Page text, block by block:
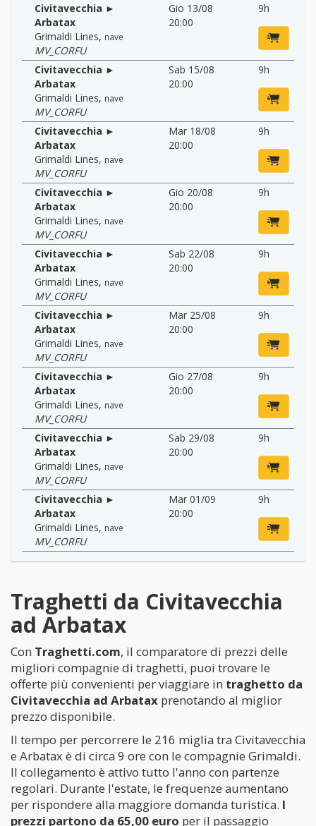
Civitavecchia ►
Arbatax
Grimaldi Lines, nave
MV_CORFU
Gio 13/08
20:00
9h
Civitavecchia ►
Arbatax
Grimaldi Lines, nave
MV_CORFU
Sab 15/08
20:00
9h
Civitavecchia ►
Arbatax
Grimaldi Lines, nave
MV_CORFU
Mar 18/08
20:00
9h
Civitavecchia ►
Arbatax
Grimaldi Lines, nave
MV_CORFU
Gio 20/08
20:00
9h
Civitavecchia ►
Arbatax
Grimaldi Lines, nave
MV_CORFU
Sab 22/08
20:00
9h
Civitavecchia ►
Arbatax
Grimaldi Lines, nave
MV_CORFU
Mar 25/08
20:00
9h
Civitavecchia ►
Arbatax
Grimaldi Lines, nave
MV_CORFU
Gio 27/08
20:00
9h
Civitavecchia ►
Arbatax
Grimaldi Lines, nave
MV_CORFU
Sab 29/08
20:00
9h
Civitavecchia ►
Arbatax
Grimaldi Lines, nave
MV_CORFU
Mar 01/09
20:00
9h
Traghetti da Civitavecchia
ad Arbatax
Con Traghetti.com, il comparatore di prezzi delle
migliori compagnie di traghetti, puoi trovare le
offerte più convenienti per viaggiare in traghetto da
Civitavecchia ad Arbatax prenotando al miglior
prezzo disponibile.
Il tempo per percorrere le 216 miglia tra Civitavecchia
e Arbatax è di circa 9 ore con le compagnie Grimaldi.
Il collegamento è attivo tutto l'anno con partenze
regolari. Durante l'estate, le frequenze aumentano
per rispondere alla maggiore domanda turistica. I
prezzi partono da 65,00 euro per il passaggio